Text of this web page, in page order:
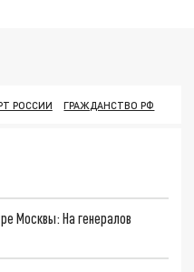
РОССИИ ГРАЖДАНСТВО РФ
Москвы: На генералов